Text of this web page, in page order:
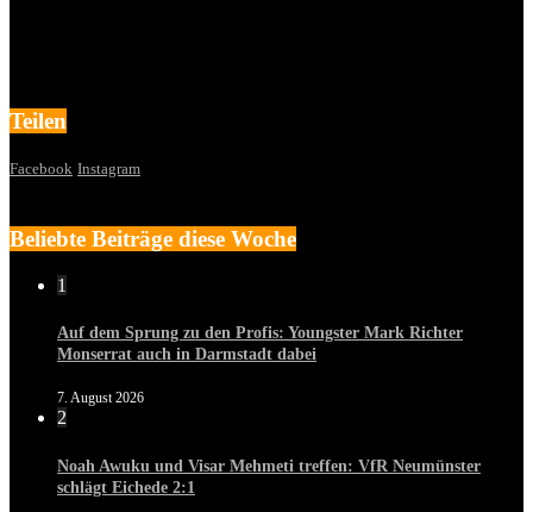
Teilen
Facebook Instagram
Beliebte Beiträge diese Woche
1
Auf dem Sprung zu den Profis: Youngster Mark Richter
Monserrat auch in Darmstadt dabei
7. August 2026
2
Noah Awuku und Visar Mehmeti treffen: VfR Neumünster
schlägt Eichede 2:1